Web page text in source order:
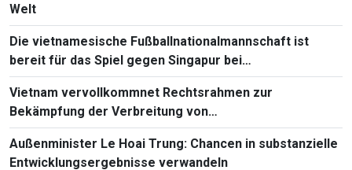
Welt
Die vietnamesische Fußballnationalmannschaft ist
bereit für das Spiel gegen Singapur bei
Südostasienmeisterschaft 2026
Vietnam vervollkommnet Rechtsrahmen zur
Bekämpfung der Verbreitung von
Massenvernichtungswaffen
Außenminister Le Hoai Trung: Chancen in substanzielle
Entwicklungsergebnisse verwandeln